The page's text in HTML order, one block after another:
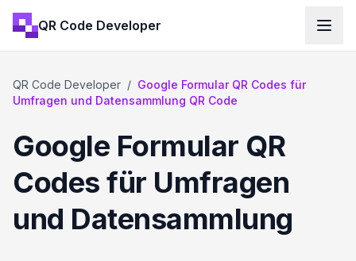
QR Code Developer
QR Code Developer / Google Formular QR Codes für
Umfragen und Datensammlung QR Code
Google Formular QR
Codes für Umfragen
und Datensammlung